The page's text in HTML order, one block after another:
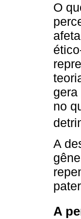
O
no
A
A